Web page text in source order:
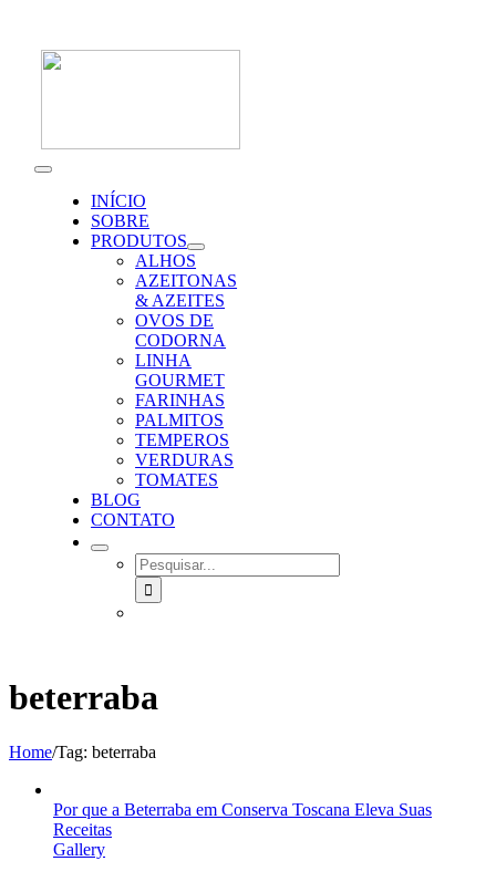
content
Toggle
NavigationINÍCIO
SOBRE
PRODUTOS
ALHOS
AZEITONAS
& AZEITES
OVOS DE
CODORNA
LINHA
GOURMET
FARINHAS
PALMITOS
TEMPEROS
VERDURAS
TOMATES
BLOG
CONTATO
SEARCH
FOR:
beterraba
Home/Tag: beterraba
Por que a Beterraba em Conserva Toscana Eleva Suas
Receitas
Gallery